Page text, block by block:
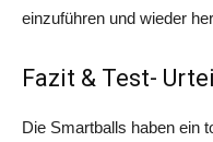
einzuführen und wieder
Fazit & Test-
Die Smartballs haben ein